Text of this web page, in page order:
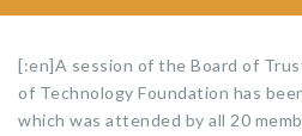
[:en]A session of the Board of
of Technology Foundation has
which was attended by all 20